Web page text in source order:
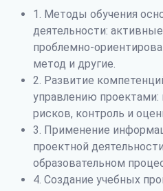
1. Методы обучения
деятельности:
проблемно-
метод и другие.
2. Развитие
управлению проектами:
рисков, контроль и
3. Применение
проектной
образовательном
4. Создание учебных